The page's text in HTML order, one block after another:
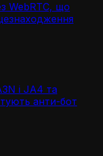
WebRTC, що
і JA4 та
анти-бот